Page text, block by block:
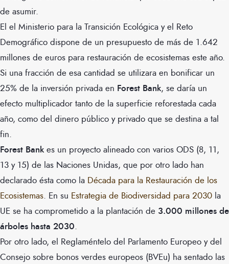
de asumir.
El el Ministerio para la Transición Ecológica y el Reto
Demográfico dispone de un presupuesto de más de 1.642
millones de euros para restauración de ecosistemas este año.
Si una fracción de esa cantidad se utilizara en bonificar un
25% de la inversión privada en Forest Bank, se daría un
efecto multiplicador tanto de la superficie reforestada cada
año, como del dinero público y privado que se destina a tal
fin.
Forest Bank es un proyecto alineado con varios ODS (8, 11,
13 y 15) de las Naciones Unidas, que por otro lado han
declarado ésta como la Década para la Restauración de los
Ecosistemas. En su Estrategia de Biodiversidad para 2030 la
UE se ha comprometido a la plantación de 3.000 millones de
árboles hasta 2030.
Por otro lado, el Reglaméntelo del Parlamento Europeo y del
Consejo sobre bonos verdes europeos (BVEu) ha sentado las